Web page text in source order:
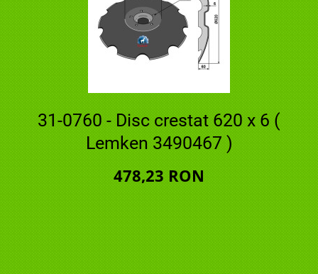
31-0760 - Disc crestat 620 x 6 (
Lemken 3490467 )
478,23 RON